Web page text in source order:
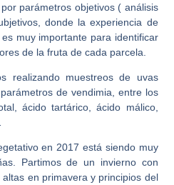
parámetros objetivos ( análisis
donde la experiencia de
muy importante para identificar
de la fruta de cada parcela.
realizando muestreos de uvas
de vendimia, entre los
ácido tartárico, ácido málico,
en 2017 está siendo muy
Partimos de un invierno con
en primavera y principios del